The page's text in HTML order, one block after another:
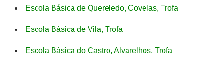
Escola Básica de Quereledo, Covelas, Trofa
Escola Básica de Vila, Trofa
Escola Básica do Castro, Alvarelhos, Trofa